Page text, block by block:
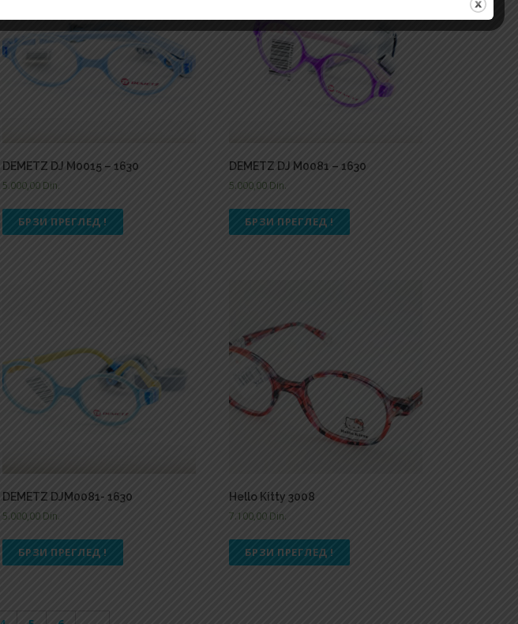
DEMETZ DJ M0015 – 1630
5.000,00 Din.
БРЗИ ПРЕГЛЕД !
DEMETZ DJ M0081 – 1630
5.000,00 Din.
БРЗИ ПРЕГЛЕД !
DEMETZ DJM0081- 1630
5.000,00 Din.
БРЗИ ПРЕГЛЕД !
Hello Kitty 3008
7.100,00 Din.
БРЗИ ПРЕГЛЕД !